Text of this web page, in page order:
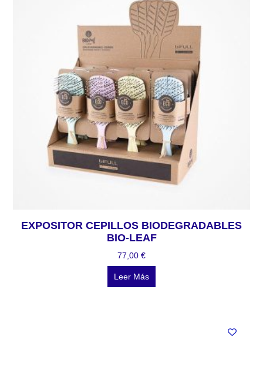
EXPOSITOR CEPILLOS BIODEGRADABLES
BIO-LEAF
77,00 €
Leer Más